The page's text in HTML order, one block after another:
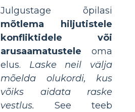
Julgustage õpilasi
mõtlema hiljutistele
konfliktidele või
arusaamatustele oma
elus. Laske neil välja
mõelda olukordi, kus
võiks aidata raske
vestlus. See teeb